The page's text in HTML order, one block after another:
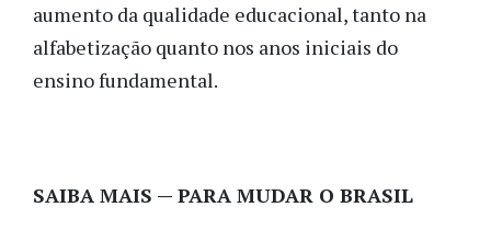
aumento da qualidade educacional, tanto na
alfabetização quanto nos anos iniciais do
ensino fundamental.
SAIBA MAIS — PARA MUDAR O BRASIL